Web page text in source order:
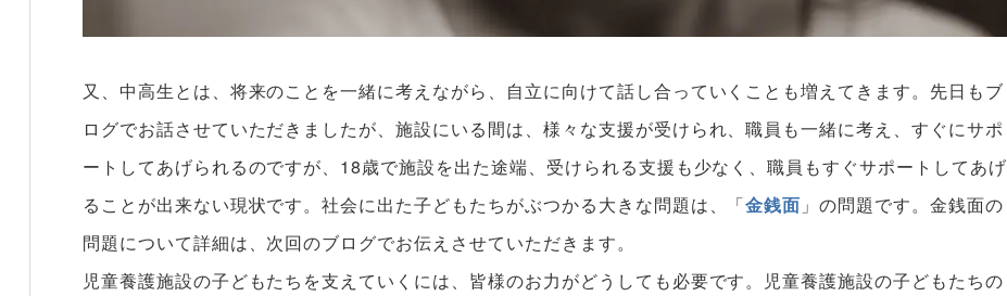
又、中高生とは、将来のことを一緒に考えながら、自立に向けて話し合っていくことも増えてきます。先日もブ
ログでお話させていただきましたが、施設にいる間は、様々な支援が受けられ、職員も一緒に考え、すぐにサポ
ートしてあげられるのですが、18歳で施設を出た途端、受けられる支援も少なく、職員もすぐサポートしてあげ
ることが出来ない現状です。社会に出た子どもたちがぶつかる大きな問題は、「金銭面 」の問題です。金銭面の
問題について詳細は、次回のブログでお伝えさせていただきます。
児童養護施設の子どもたちを支えていくには、皆様のお力がどうしても必要です。児童養護施設の子どもたちの